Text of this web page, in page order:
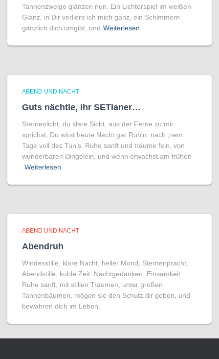
Tannenzweige glänzen nun. Ein Lichterspiel im weißen
Glanz, in Dir verliere ich mich ganz, ein Schimmern
gänzlich dich umgibt, und Weiterlesen
ABEND UND NACHT
Guts nächtle, ihr SETIaner…
Sternenlicht, du klare Sicht, aus der Ferne zu mir
sprichst, Du wirst heute Nacht gar Ruh’n, nach ‚nem
Tage voll des Tun’s. Ruhe sanft und träume fein, von
wunderbaren Dingelein, und wenn erwachst am frühen
Weiterlesen
ABEND UND NACHT
Abendruh
Windesstille, klare Nacht, heller Mond, Sternenpracht,
Abendstille, kühle Zeit, Nachtgedanken, Einsamkeit.
Ruhe sanft, mit stillen Träumen, unter großen
Tannenbäumen, mögen sie den Schutz dir geben, und
bewahren dich im Leben.